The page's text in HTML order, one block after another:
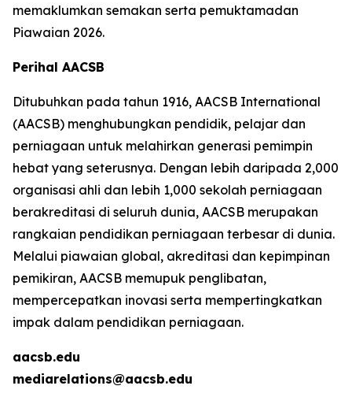
memaklumkan semakan serta pemuktamadan
Piawaian 2026.
Perihal AACSB
Ditubuhkan pada tahun 1916, AACSB International
(AACSB) menghubungkan pendidik, pelajar dan
perniagaan untuk melahirkan generasi pemimpin
hebat yang seterusnya. Dengan lebih daripada 2,000
organisasi ahli dan lebih 1,000 sekolah perniagaan
berakreditasi di seluruh dunia, AACSB merupakan
rangkaian pendidikan perniagaan terbesar di dunia.
Melalui piawaian global, akreditasi dan kepimpinan
pemikiran, AACSB memupuk penglibatan,
mempercepatkan inovasi serta mempertingkatkan
impak dalam pendidikan perniagaan.
aacsb.edu
mediarelations@aacsb.edu